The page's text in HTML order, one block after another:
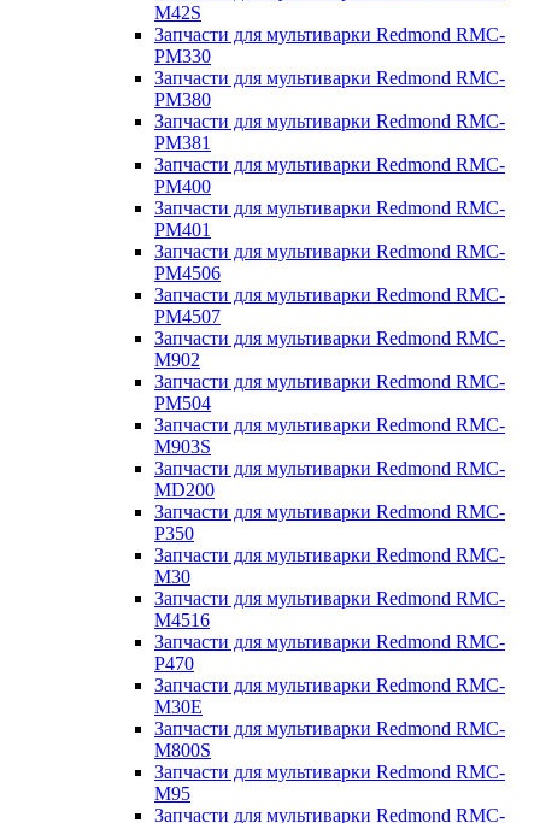
M42S
Запчасти для мультиварки Redmond RMC-
PM330
Запчасти для мультиварки Redmond RMC-
PM380
Запчасти для мультиварки Redmond RMC-
PM381
Запчасти для мультиварки Redmond RMC-
PM400
Запчасти для мультиварки Redmond RMC-
PM401
Запчасти для мультиварки Redmond RMC-
PM4506
Запчасти для мультиварки Redmond RMC-
PM4507
Запчасти для мультиварки Redmond RMC-
M902
Запчасти для мультиварки Redmond RMC-
PM504
Запчасти для мультиварки Redmond RMC-
M903S
Запчасти для мультиварки Redmond RMC-
MD200
Запчасти для мультиварки Redmond RMC-
P350
Запчасти для мультиварки Redmond RMC-
M30
Запчасти для мультиварки Redmond RMC-
M4516
Запчасти для мультиварки Redmond RMC-
P470
Запчасти для мультиварки Redmond RMC-
M30E
Запчасти для мультиварки Redmond RMC-
M800S
Запчасти для мультиварки Redmond RMC-
M95
Запчасти для мультиварки Redmond RMC-